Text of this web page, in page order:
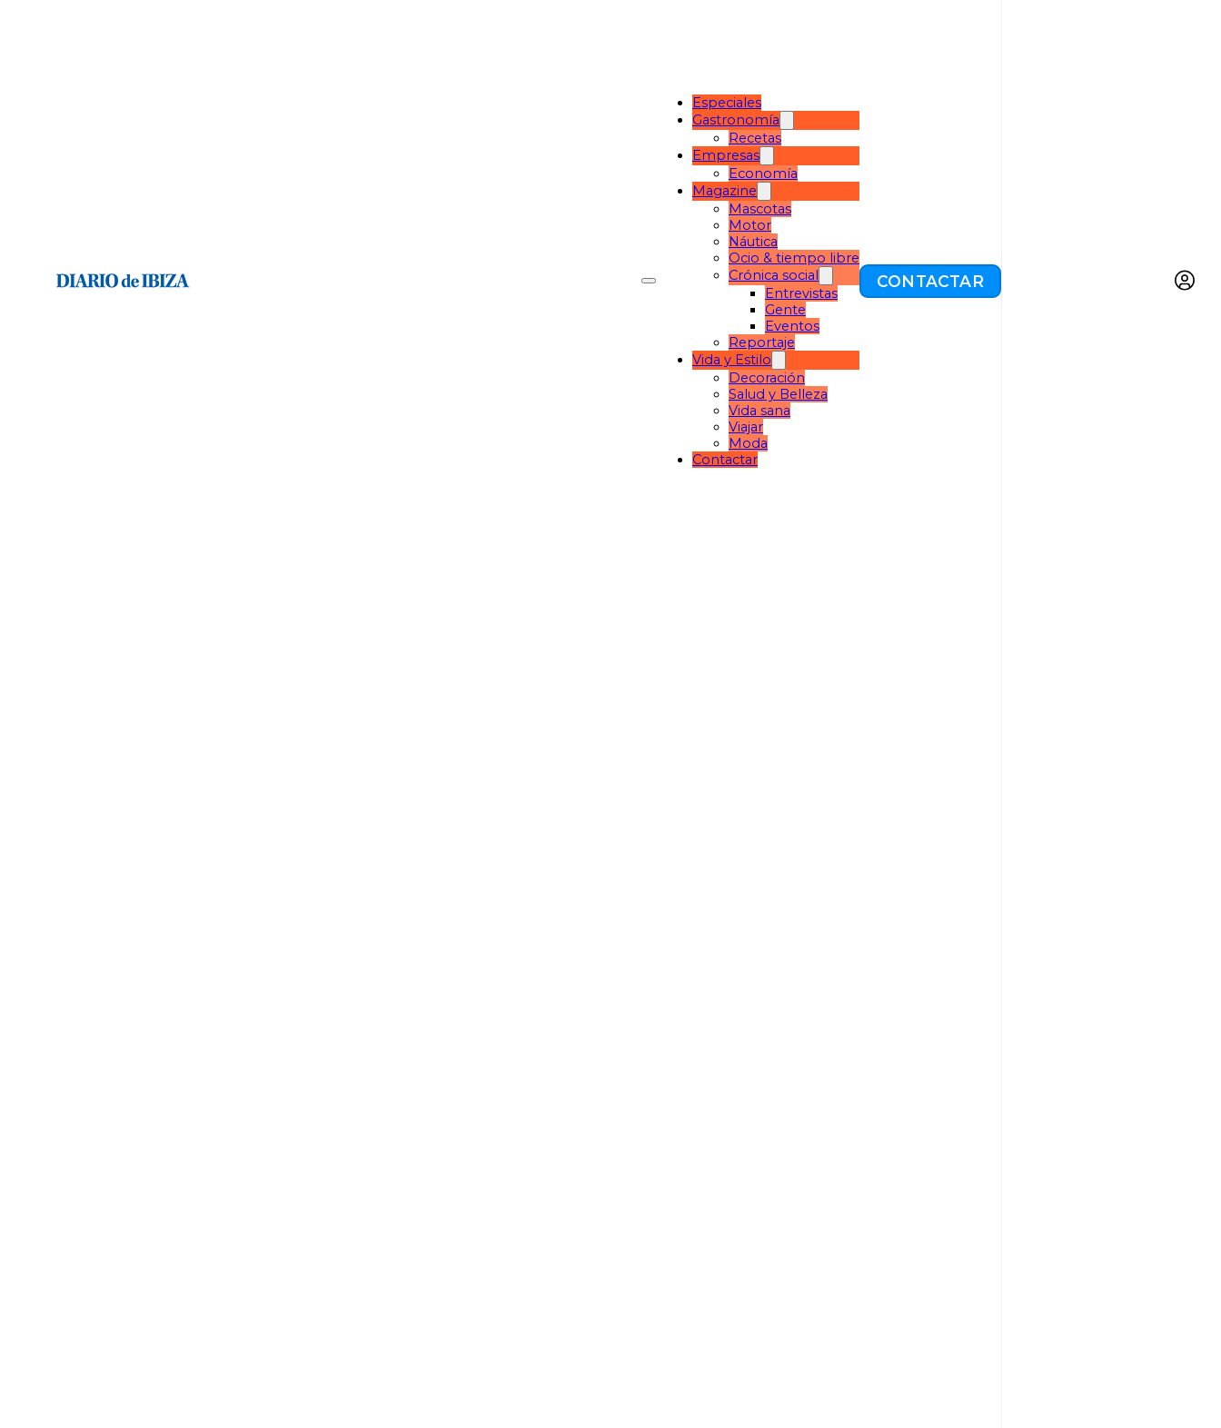
Especiales
Gastronomía
Recetas
Empresas
Economía
Magazine
Mascotas
Motor
Náutica
Ocio & tiempo libre
Crónica social
Entrevistas
Gente
Eventos
Reportaje
Vida y Estilo
Decoración
Salud y Belleza
Vida sana
Viajar
Moda
Contactar
CONTACTAR